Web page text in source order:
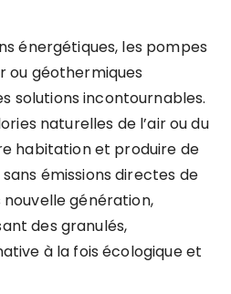
énergétiques, les pompes
ou géothermiques
solutions incontournables.
naturelles de l’air ou du
habitation et produire de
émissions directes de
nouvelle génération,
des granulés,
à la fois écologique et